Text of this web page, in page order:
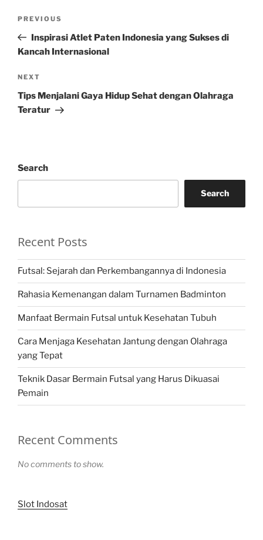
Previous
Post
PREVIOUS
Inspirasi Atlet Paten Indonesia yang Sukses di
Kancah Internasional
Next
Post
NEXT
Tips Menjalani Gaya Hidup Sehat dengan Olahraga
Teratur
Search
Search
Recent Posts
Futsal: Sejarah dan Perkembangannya di Indonesia
Rahasia Kemenangan dalam Turnamen Badminton
Manfaat Bermain Futsal untuk Kesehatan Tubuh
Cara Menjaga Kesehatan Jantung dengan Olahraga
yang Tepat
Teknik Dasar Bermain Futsal yang Harus Dikuasai
Pemain
Recent Comments
No comments to show.
Slot Indosat